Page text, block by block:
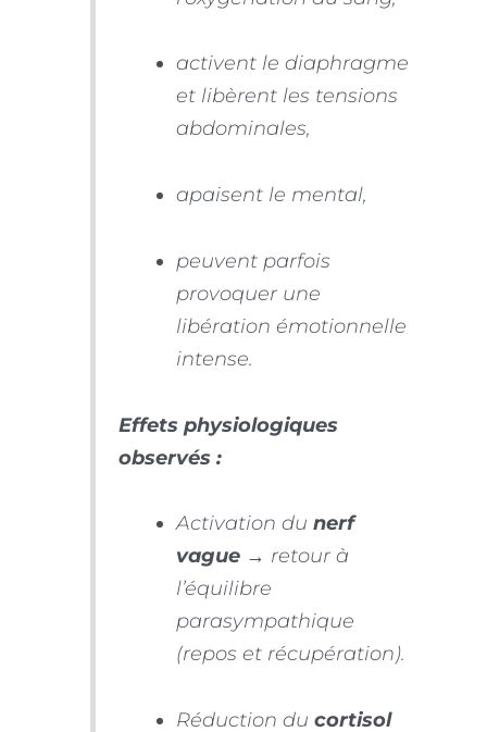
activent le diaphragme
et libèrent les tensions
abdominales,
apaisent le mental,
peuvent parfois
provoquer une
libération émotionnelle
intense.
Effets physiologiques
observés :
Activation du nerf
vague→ retour à
l’équilibre
parasympathique
(repos et récupération).
Réduction du cortisol